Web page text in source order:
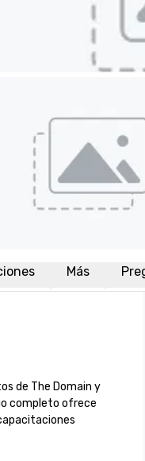
Más
de The Domain y
completo ofrece